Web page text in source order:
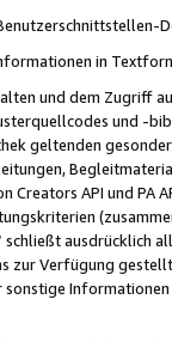
in
und dem Zugriff
und
geltenden
Creators API und PA
ausdrücklich
zur Verfügung